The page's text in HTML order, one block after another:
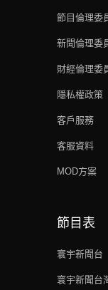
節目倫理委
新聞倫理委
財經倫理委
隱私權政策
客戶服務
客服資料
MOD方案
節目表
寰宇新聞台
寰宇新聞台